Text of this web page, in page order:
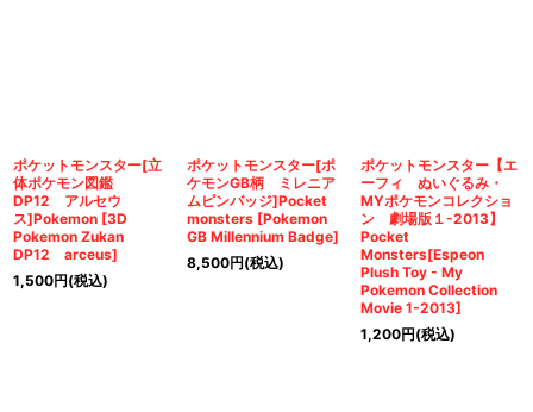
ポケットモンスター[立
体ポケモン図鑑
DP12 アルセウ
ス]Pokemon [3D
Pokemon Zukan
DP12 arceus]
1,500円(税込)
ポケットモンスター[ポ
ケモンGB柄 ミレニア
ムピンバッジ]Pocket
monsters [Pokemon
GB Millennium Badge]
8,500円(税込)
ポケットモンスター【エ
ーフィ ぬいぐるみ・
MYポケモンコレクショ
ン 劇場版１-2013】
Pocket
Monsters[Espeon
Plush Toy - My
Pokemon Collection
Movie 1-2013]
1,200円(税込)